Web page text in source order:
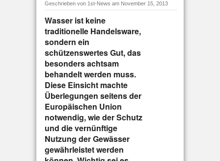
Geschrieben von 1st-News am November 15, 2013
Wasser ist keine
traditionelle Handelsware,
sondern ein
schützenswertes Gut, das
besonders achtsam
behandelt werden muss.
Diese Einsicht machte
Überlegungen seitens der
Europäischen Union
notwendig, wie der Schutz
und die vernünftige
Nutzung der Gewässer
gewährleistet werden